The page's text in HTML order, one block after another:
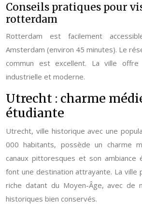
Conseils pratiques pour
rotterdam
Rotterdam est facilement
Amsterdam (environ 45 minutes). Le
commun est excellent. La ville offre
industrielle et moderne.
Utrecht : charme
étudiante
Utrecht, ville historique avec une
000 habitants, possède un charme
canaux pittoresques et son ambiance
font une destination attrayante. La ville
riche datant du Moyen-Âge, avec de
historiques bien conservés.